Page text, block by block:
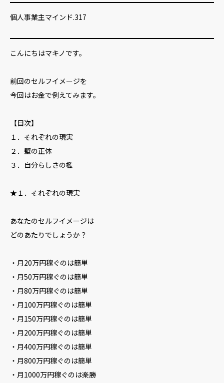
個人事業主マインド.317
こんにちはマキノです。
前回のセルフイメージを
今回はお金で例えてみます。
【目次】
１．それぞれの現実
２．壁の正体
３．自分らしさの檻
★１．それぞれの現実
あなたのセルフイメージは
どのあたりでしょうか？
・月20万円稼ぐのは簡単
・月50万円稼ぐのは簡単
・月80万円稼ぐのは簡単
・月100万円稼ぐのは簡単
・月150万円稼ぐのは簡単
・月200万円稼ぐのは簡単
・月400万円稼ぐのは簡単
・月800万円稼ぐのは簡単
・月1000万円稼ぐのは楽勝